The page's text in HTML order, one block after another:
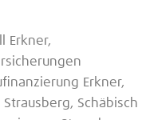
Erkner,
Erkner,
Schäbisch